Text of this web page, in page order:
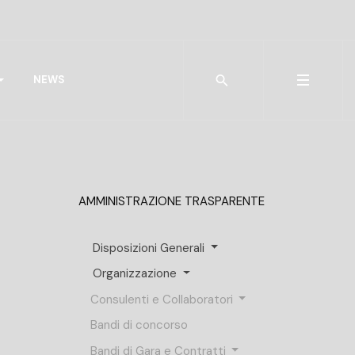
NEWS
AMMINISTRAZIONE TRASPARENTE
Disposizioni Generali
Organizzazione
Consulenti e Collaboratori
Bandi di concorso
Bandi di Gara e Contratti